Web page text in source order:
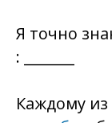
Я точно
: _______
Каждому